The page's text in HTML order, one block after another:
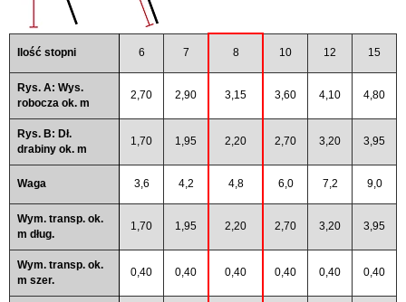
Ilość stopni 6 7 8 10 12 15
Rys. A: Wys.
robocza ok. m
2,70 2,90 3,15 3,60 4,10 4,80
Rys. B: Dł.
drabiny ok. m
1,70 1,95 2,20 2,70 3,20 3,95
Waga 3,6 4,2 4,8 6,0 7,2 9,0
Wym. transp. ok.
m dług.
1,70 1,95 2,20 2,70 3,20 3,95
Wym. transp. ok.
m szer.
0,40 0,40 0,40 0,40 0,40 0,40